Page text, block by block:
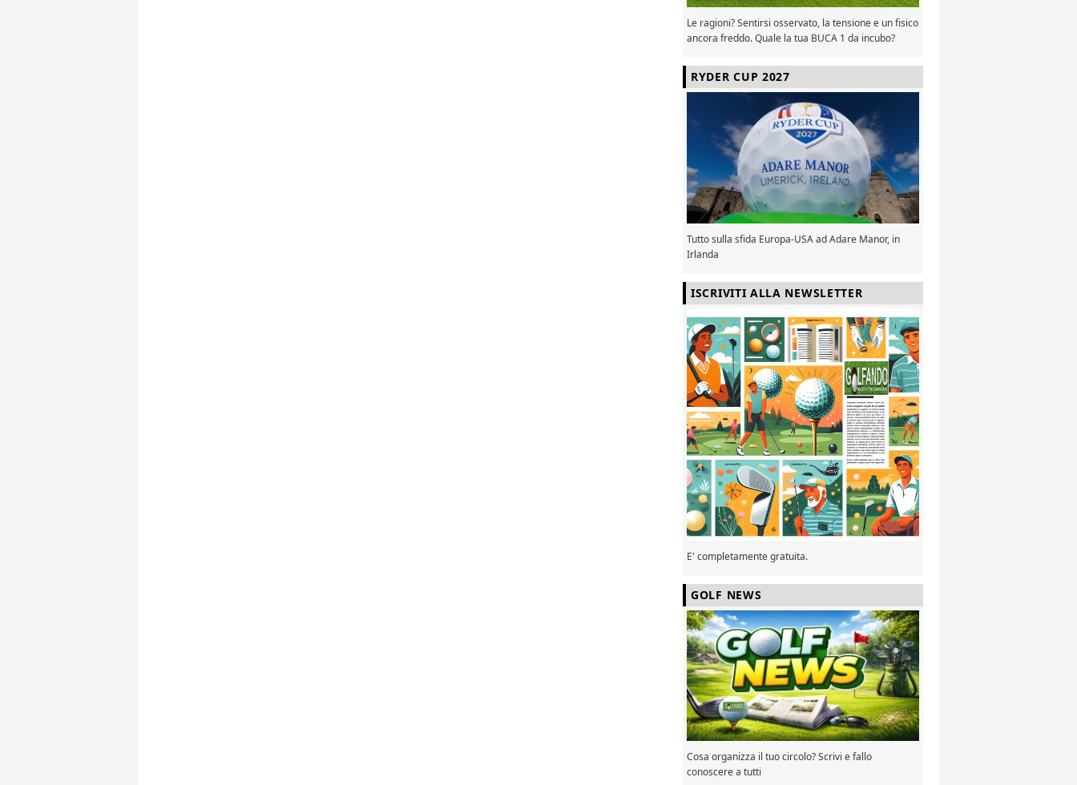
Le ragioni? Sentirsi osservato, la tensione e un fisico
ancora freddo. Quale la tua BUCA 1 da incubo?
RYDER CUP 2027
Tutto sulla sfida Europa-USA ad Adare Manor, in
Irlanda
ISCRIVITI ALLA NEWSLETTER
E' completamente gratuita.
GOLF NEWS
Cosa organizza il tuo circolo? Scrivi e fallo
conoscere a tutti